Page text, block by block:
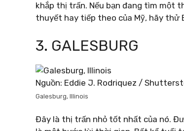
khắp thị trấn. Nếu bạn đang tìm một
thuyết hay tiếp theo của Mỹ, hãy thử
3. GALESBURG
Nguồn: Eddie J. Rodriquez /
Galesburg, Illinois
Đây là thị trấn nhỏ tốt nhất của nó.